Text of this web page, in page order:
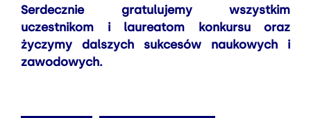
Serdecznie gratulujemy wszystkim
uczestnikom i laureatom konkursu oraz
życzymy dalszych sukcesów naukowych i
zawodowych.